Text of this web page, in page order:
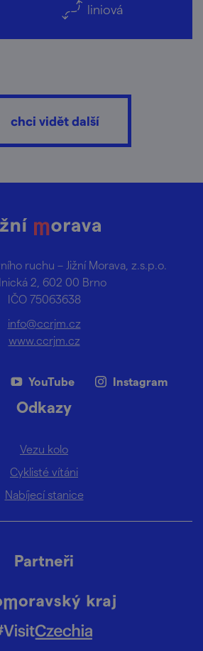
liniová
chci vidět další
ruchu – Jižní Morava, z.s.p.o.
2, 602 00 Brno
IČO 75063638
info@ccrjm.cz
www.ccrjm.cz
YouTube Instagram
Odkazy
Vezu kolo
Cyklisté vítáni
Nabíjecí stanice
Partneři